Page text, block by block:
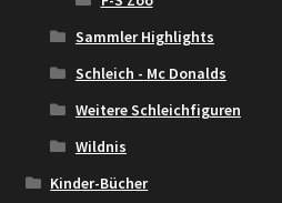
Sammler Highlights
Schleich - Mc Donalds
Weitere Schleichfiguren
Wildnis
Kinder-Bücher